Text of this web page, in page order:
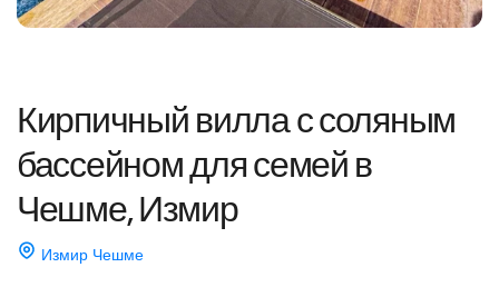
Кирпичный вилла с соляным
бассейном для семей в
Чешме, Измир
Измир Чешме